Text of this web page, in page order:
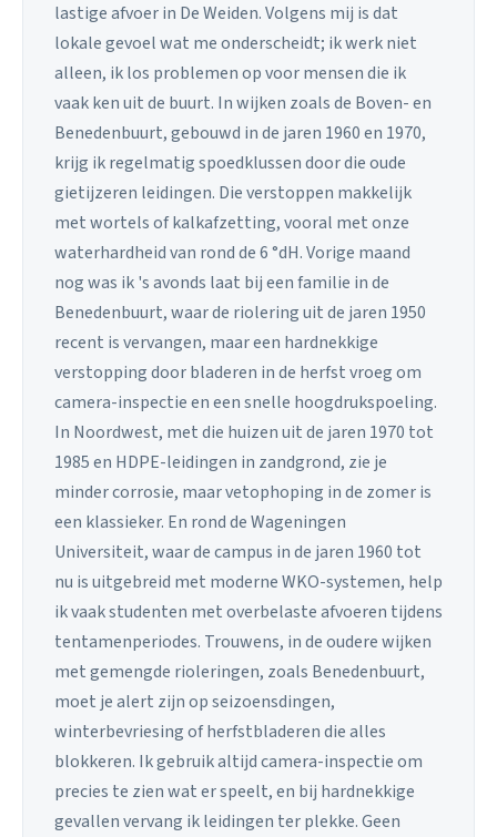
lastige afvoer in De Weiden. Volgens mij is dat
lokale gevoel wat me onderscheidt; ik werk niet
alleen, ik los problemen op voor mensen die ik
vaak ken uit de buurt. In wijken zoals de Boven- en
Benedenbuurt, gebouwd in de jaren 1960 en 1970,
krijg ik regelmatig spoedklussen door die oude
gietijzeren leidingen. Die verstoppen makkelijk
met wortels of kalkafzetting, vooral met onze
waterhardheid van rond de 6 °dH. Vorige maand
nog was ik 's avonds laat bij een familie in de
Benedenbuurt, waar de riolering uit de jaren 1950
recent is vervangen, maar een hardnekkige
verstopping door bladeren in de herfst vroeg om
camera-inspectie en een snelle hoogdrukspoeling.
In Noordwest, met die huizen uit de jaren 1970 tot
1985 en HDPE-leidingen in zandgrond, zie je
minder corrosie, maar vetophoping in de zomer is
een klassieker. En rond de Wageningen
Universiteit, waar de campus in de jaren 1960 tot
nu is uitgebreid met moderne WKO-systemen, help
ik vaak studenten met overbelaste afvoeren tijdens
tentamenperiodes. Trouwens, in de oudere wijken
met gemengde rioleringen, zoals Benedenbuurt,
moet je alert zijn op seizoensdingen,
winterbevriesing of herfstbladeren die alles
blokkeren. Ik gebruik altijd camera-inspectie om
precies te zien wat er speelt, en bij hardnekkige
gevallen vervang ik leidingen ter plekke. Geen